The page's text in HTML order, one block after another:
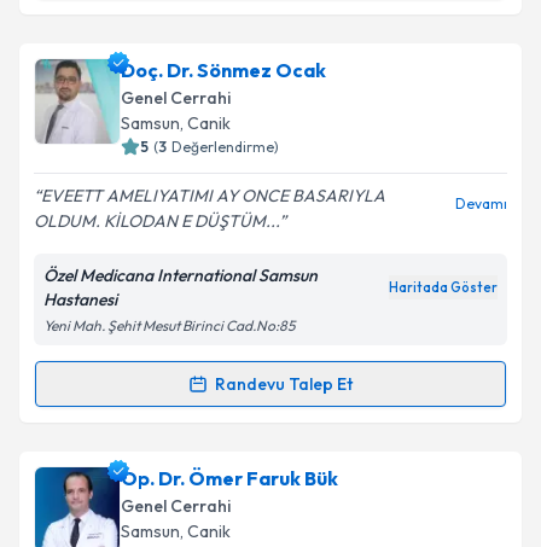
Doç. Dr. Oktay Karaköseiçin randevu takvimi talebi
oluşturun. Size bu uzmandan randevu almanız için bir
takvim hazırlandığında e-posta ile bilgilendireceğiz.
Kişisel verilerimin işlenmesine ilişkin
Aydınlatma
Metni
kapsamda işlenmesini kabul ediyorum.
Takvim Talebini Gönder
Doç. Dr. Sönmez Ocak
Genel Cerrahi
Samsun, Canik
5 (3 Değerlendirme)
EVEETT AMELIYATIMI AY ONCE BASARIYLA
OLDUM. KİLODAN E DÜŞTÜM...
Devamı
Özel Medicana International Samsun
Hastanesi
Haritada Göster
Yeni Mah. Şehit Mesut Birinci Cad.No:85
Randevu Talep Et
Randevu Takvimi Talebi
Doç. Dr. Sönmez Ocakiçin randevu takvimi talebi
oluşturun. Size bu uzmandan randevu almanız için bir
takvim hazırlandığında e-posta ile bilgilendireceğiz.
Op. Dr. Ömer Faruk Bük
Genel Cerrahi
Samsun, Canik